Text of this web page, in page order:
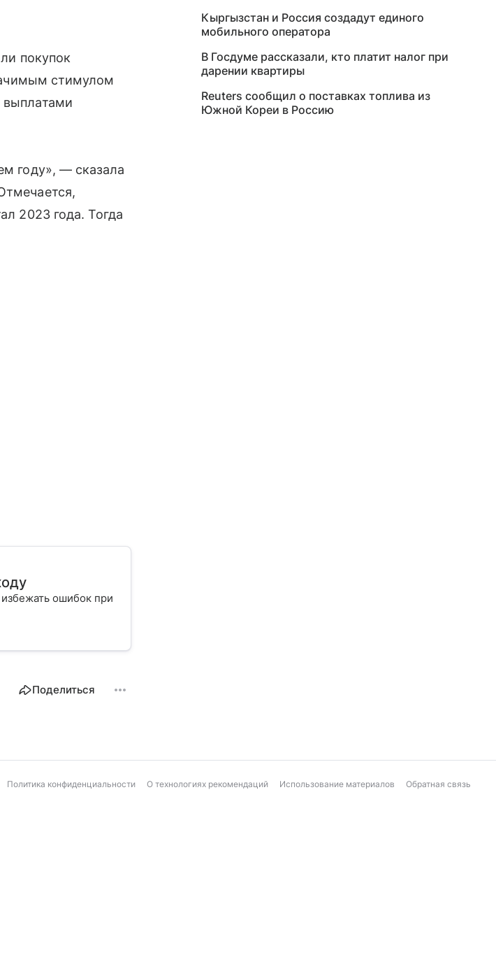
покупок
стимулом
выплатами
году», — сказала
2023 года. Тогда
ошибок при
Поделиться
Кыргызстан и Россия создадут единого
мобильного оператора
В Госдуме рассказали, кто платит налог при
дарении квартиры
Reuters сообщил о поставках топлива из
Южной Кореи в Россию
Политика конфиденциальности О технологиях рекомендаций Использование материалов Обратная связь